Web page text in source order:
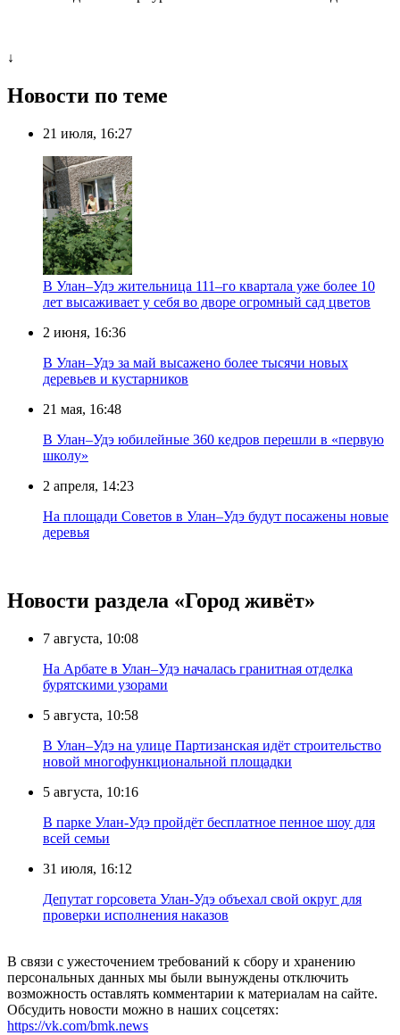
↓
Новости по теме
21 июля, 16:27
В Улан–Удэ жительница 111–го квартала уже более 10
лет высаживает у себя во дворе огромный сад цветов
2 июня, 16:36
В Улан–Удэ за май высажено более тысячи новых
деревьев и кустарников
21 мая, 16:48
В Улан–Удэ юбилейные 360 кедров перешли в «первую
школу»
2 апреля, 14:23
На площади Советов в Улан–Удэ будут посажены новые
деревья
Новости раздела «Город живёт»
7 августа, 10:08
На Арбате в Улан–Удэ началась гранитная отделка
бурятскими узорами
5 августа, 10:58
В Улан–Удэ на улице Партизанская идёт строительство
новой многофункциональной площадки
5 августа, 10:16
В парке Улан-Удэ пройдёт бесплатное пенное шоу для
всей семьи
31 июля, 16:12
Депутат горсовета Улан-Удэ объехал свой округ для
проверки исполнения наказов
В связи с ужесточением требований к сбору и хранению
персональных данных мы были вынуждены отключить
возможность оставлять комментарии к материалам на сайте.
Обсудить новости можно в наших соцсетях:
https://vk.com/bmk.news